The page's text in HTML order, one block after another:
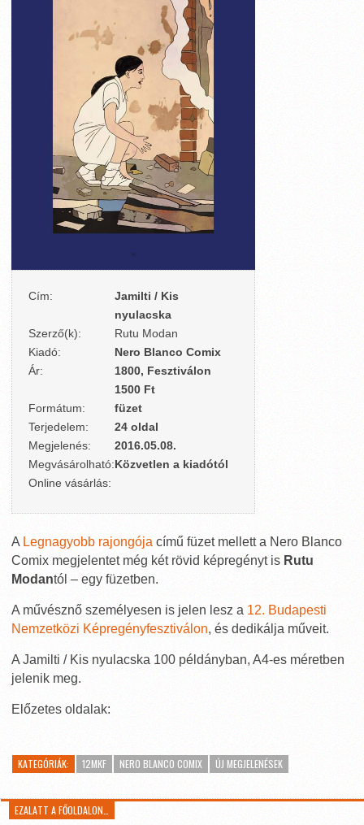
Cím:
Jamilti / Kis
nyulacska
Szerző(k):
Rutu Modan
Kiadó:
Nero Blanco Comix
Ár:
1800, Fesztiválon
1500 Ft
Formátum:
füzet
Terjedelem:
24 oldal
Megjelenés:
2016.05.08.
Megvásárolható:Közvetlen a kiadótól
Online vásárlás:
A Legnagyobb rajongója című füzet mellett a Nero Blanco
Comix megjelentet még két rövid képregényt is Rutu
Modantól – egy füzetben.
A művésznő személyesen is jelen lesz a 12. Budapesti
Nemzetközi Képregényfesztiválon, és dedikálja műveit.
A Jamilti / Kis nyulacska 100 példányban, A4-es méretben
jelenik meg.
Előzetes oldalak:
KATEGÓRIÁK: 12MKF NERO BLANCO COMIX ÚJ MEGJELENÉSEK
EZALATT A FŐOLDALON…